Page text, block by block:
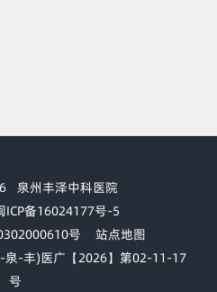
泉州丰泽中科医院
ICP备16024177号-5
号
站点地图
泉-丰)医广【2026】第02-11-17
号